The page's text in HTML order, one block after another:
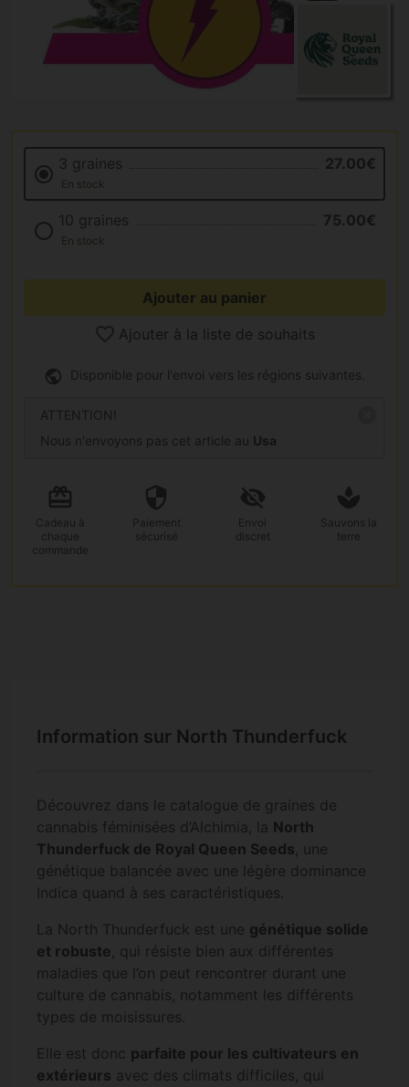
3 graines 27.00€
En stock
10 graines 75.00€
En stock
Ajouter au panier
Ajouter à la liste de souhaits
Disponible pour l'envoi vers les régions suivantes.
ATTENTION!
Nous n'envoyons pas cet article au Usa
Cadeau à
chaque
commande
Paiement
sécurisé
Envoi
discret
Sauvons la
terre
Information sur North Thunderfuck
Découvrez dans le catalogue de graines de
cannabis féminisées d’Alchimia, la North
Thunderfuck de Royal Queen Seeds, une
génétique balancée avec une légère dominance
Indica quand à ses caractéristiques.
La North Thunderfuck est une génétique solide
et robuste, qui résiste bien aux différentes
maladies que l’on peut rencontrer durant une
culture de cannabis, notamment les différents
types de moisissures.
Elle est donc parfaite pour les cultivateurs en
extérieurs avec des climats difficiles, qui